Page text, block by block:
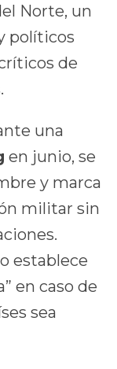
Norte, un
políticos
de
una
en junio, se
y marca
militar sin
establece
en caso de
sea